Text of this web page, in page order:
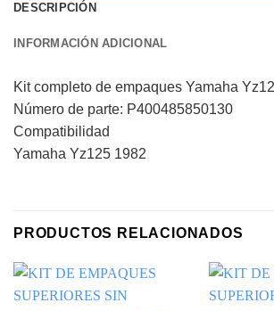
DESCRIPCIÓN
INFORMACIÓN ADICIONAL
Kit completo de empaques Yamaha
Número de parte: P400485850130
Compatibilidad
Yamaha Yz125 1982
PRODUCTOS RELACIONADOS